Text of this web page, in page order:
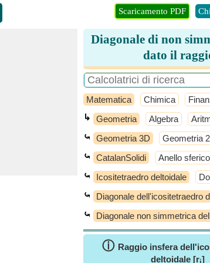
Scaricamento PDF
Diagonale di non
dato il
Matematica Chimica
↳ Geometria Algebra
⤿ Geometria 3D Geometria
⤿ CatalanSolidi Anello sferico
⤿ Icositetraedro deltoidale
⤿ Diagonale dell'icositetraedro
⤿ Diagonale non simmetrica
ⓘ Raggio insfera
deltoidale [r ]